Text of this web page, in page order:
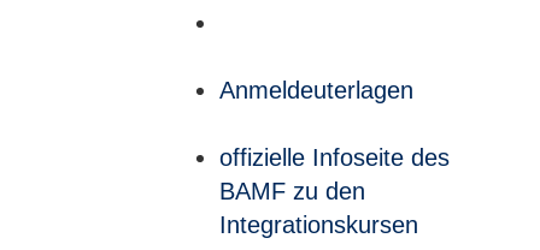
Anmeldeuterlagen
offizielle Infoseite des
BAMF zu den
Integrationskursen